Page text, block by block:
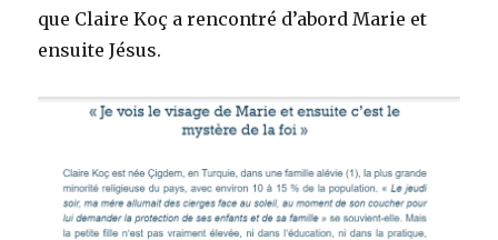
que Claire Koç a rencontré d’abord Marie et
ensuite Jésus.